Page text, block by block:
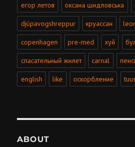
егор летов оксана шидловська
djúpavogshreppur круассан
copenhagen pre-med хуй
спасательный жилет carnal
english like оскорбление
ABOUT